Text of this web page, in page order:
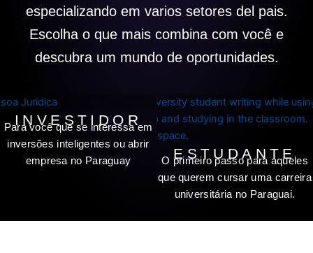
especializando em varios setores del pais.
Escolha o que mais combina com você e
descubra um mundo de oportunidades.
INVESTIDOR
Para você que se interessa em
inversões inteligentes ou abrir
empresa no Paraguay
ESTUDANTE
O primeiro passo para aqueles
que querem cursar uma carreira
universitária no Paraguai.